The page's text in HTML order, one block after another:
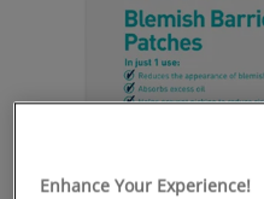
Enhance Your Experience!